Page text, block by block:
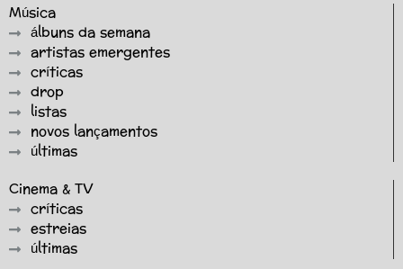
Música
álbuns da semana
artistas emergentes
críticas
drop
listas
novos lançamentos
últimas
Cinema & TV
críticas
estreias
últimas